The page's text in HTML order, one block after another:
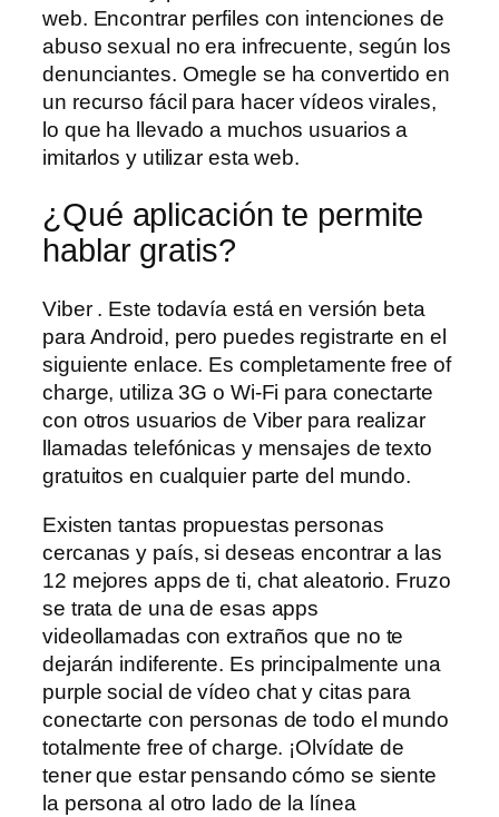
web. Encontrar perfiles con intenciones de
abuso sexual no era infrecuente, según los
denunciantes. Omegle se ha convertido en
un recurso fácil para hacer vídeos virales,
lo que ha llevado a muchos usuarios a
imitarlos y utilizar esta web.
¿Qué aplicación te permite
hablar gratis?
Viber . Este todavía está en versión beta
para Android, pero puedes registrarte en el
siguiente enlace. Es completamente free of
charge, utiliza 3G o Wi-Fi para conectarte
con otros usuarios de Viber para realizar
llamadas telefónicas y mensajes de texto
gratuitos en cualquier parte del mundo.
Existen tantas propuestas personas
cercanas y país, si deseas encontrar a las
12 mejores apps de ti, chat aleatorio. Fruzo
se trata de una de esas apps
videollamadas con extraños que no te
dejarán indiferente. Es principalmente una
purple social de vídeo chat y citas para
conectarte con personas de todo el mundo
totalmente free of charge. ¡Olvídate de
tener que estar pensando cómo se siente
la persona al otro lado de la línea